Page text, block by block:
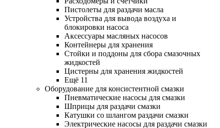
Пистолеты для раздачи масла
Устройства для вывода воздуха и
блокировки насоса
Аксессуары масляных насосов
Контейнеры для хранения
Стойки и поддоны для сбора смазочных
жидкостей
Цистерны для хранения жидкостей
Ещё 11
Оборудование для консистентной смазки
Пневматические насосы для смазки
Шприцы для раздачи смазки
Катушки со шлангом раздачи смазки
Электрические насосы для раздачи смазки